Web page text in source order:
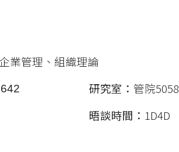
業管理、組織理論
研究室： 管院5058
晤談時間： 1D4D